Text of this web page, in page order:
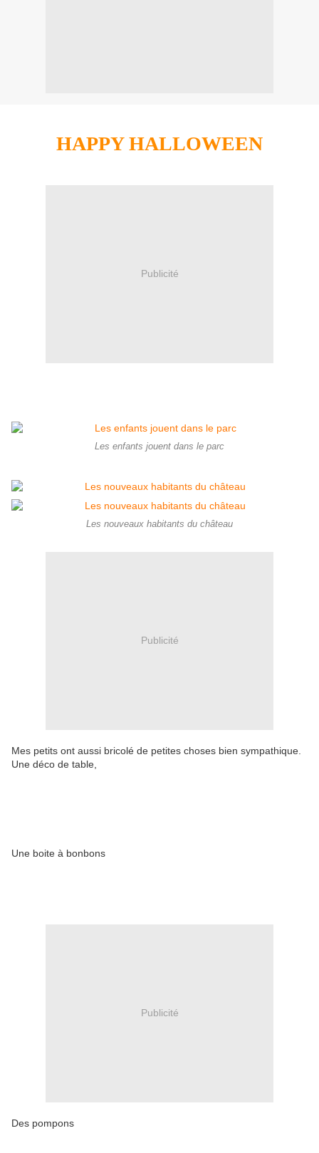
HAPPY HALLOWEEN
Publicité
Les enfants jouent dans le parc
Les nouveaux habitants du château
Publicité
Mes petits ont aussi bricolé de petites choses bien sympathique.
Une déco de table,
Une boite à bonbons
Publicité
Des pompons